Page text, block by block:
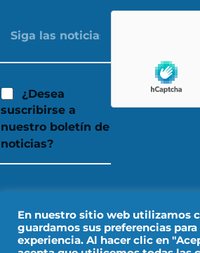
¿Desea
suscribirse a
nuestro boletín de
noticias?
En nuestro sitio web utilizamos
guardamos sus preferencias
experiencia. Al hacer clic en